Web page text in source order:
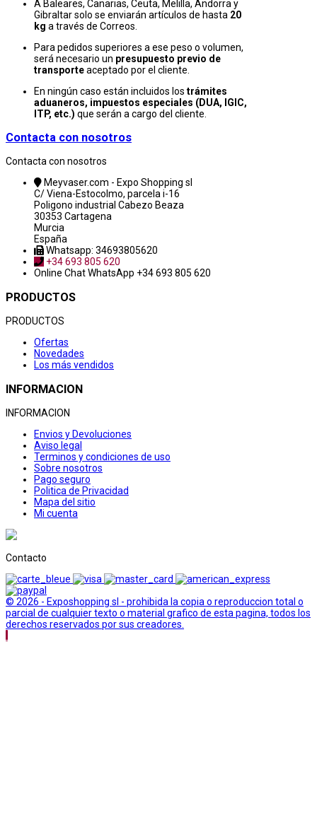
A Baleares, Canarias, Ceuta, Melilla, Andorra y
Gibraltar solo se enviarán artículos de hasta 20
kg a través de Correos.
Para pedidos superiores a ese peso o volumen,
será necesario un presupuesto previo de
transporteaceptado por el cliente.
En ningún caso están incluidos los trámites
aduaneros, impuestos especiales (DUA, IGIC,
ITP, etc.) que serán a cargo del cliente.
Contacta con nosotros
Contacta con nosotros
Meyvaser.com - Expo Shopping sl
C/ Viena-Estocolmo, parcela i-16
Poligono industrial Cabezo Beaza
30353 Cartagena
Murcia
España
Whatsapp: 34693805620
+34 693 805 620
Online ChatWhatsApp +34 693 805 620
PRODUCTOS
PRODUCTOS
Ofertas
Novedades
Los más vendidos
INFORMACION
INFORMACION
Envios y Devoluciones
Aviso legal
Terminos y condiciones de uso
Sobre nosotros
Pago seguro
Politica de Privacidad
Mapa del sitio
Mi cuenta
Contacto
© 2026 - Exposhopping sl - prohibida la copia o reproduccion total o
parcial de cualquier texto o material grafico de esta pagina, todos los
derechos reservados por sus creadores.